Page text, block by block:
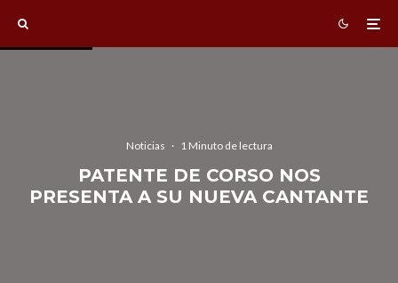
Noticias · 1 Minuto de lectura
PATENTE DE CORSO NOS
PRESENTA A SU NUEVA CANTANTE